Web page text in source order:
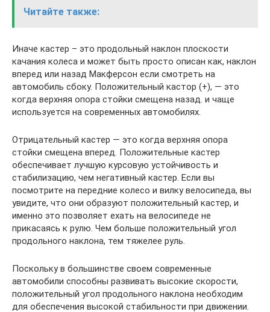
Читайте также:
Иначе кастер – это продольный наклон плоскости
качания колеса и может быть просто описан как, наклон
вперед или назад Макферсон если смотреть на
автомобиль сбоку. Положительный кастор (+), — это
когда верхняя опора стойки смещена назад. и чаще
используется на современных автомобилях.
Отрицательный кастер — это когда верхняя опора
стойки смещена вперед. Положительные кастер
обеспечивает лучшую курсовую устойчивость и
стабилизацию, чем негативный кастер. Если вы
посмотрите на передние колесо и вилку велосипеда, вы
увидите, что они образуют положительный кастер, и
именно это позволяет ехать на велосипеде не
прикасаясь к рулю. Чем больше положительный угол
продольного наклона, тем тяжелее руль.
Поскольку в большинстве своем современные
автомобили способны развивать высокие скорости,
положительный угол продольного наклона необходим
для обеспечения высокой стабильности при движении.